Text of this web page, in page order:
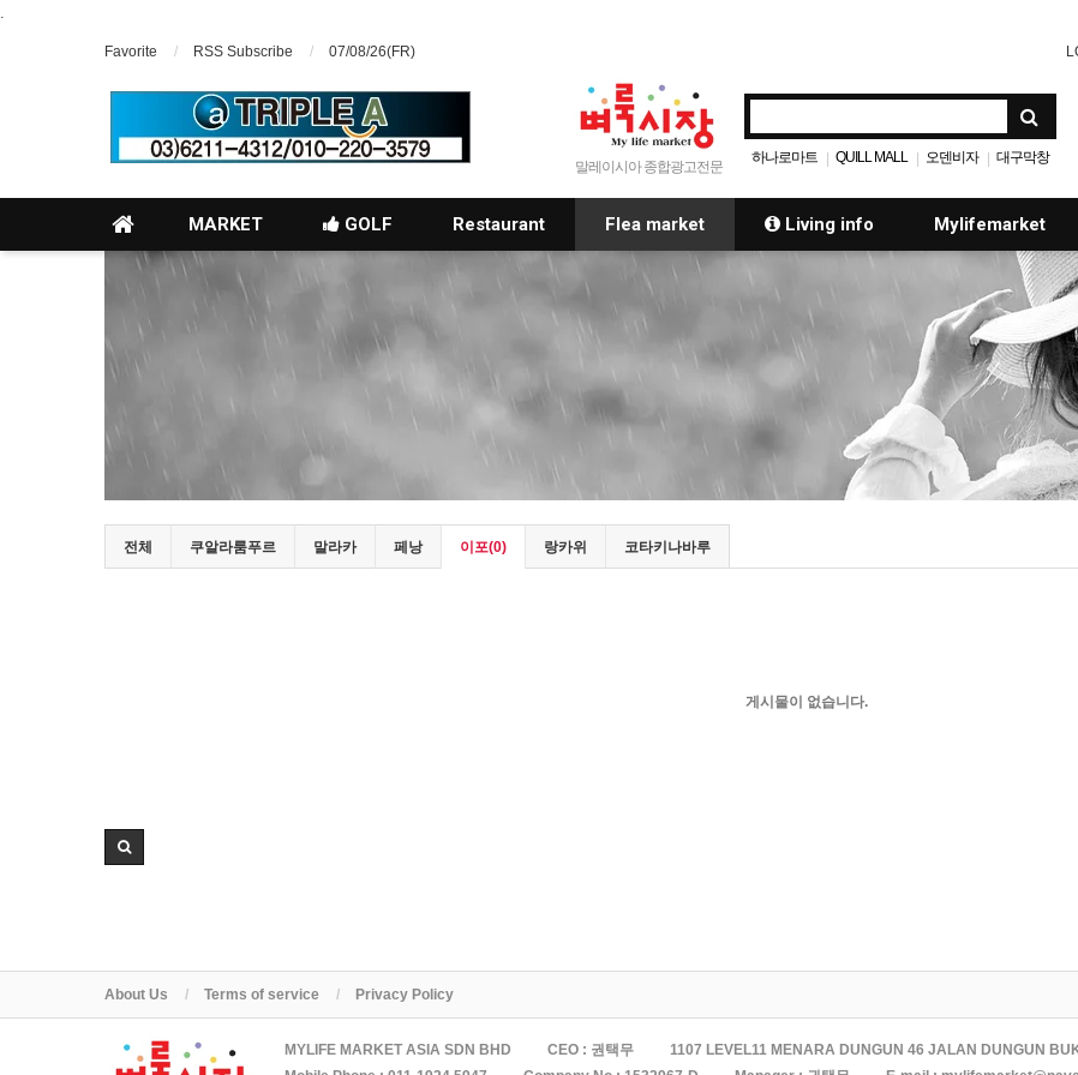
.
Favorite RSS Subscribe 07/08/26(FR)
말레이시아 종합광고전문
하나로마트 | QUILL MALL | 오덴비자 | 대구막창
MARKET GOLF Restaurant Flea market Living info Mylifemarket
전체 쿠알라룸푸르 말라카 페낭 이포(0) 랑카위 코타키나바루
게시물이 없습니다.
About Us Terms of service Privacy Policy
MYLIFE MARKET ASIA SDN BHD CEO : 권택무
1107 LEVEL11 MENARA DUNGUN 46 JALAN DUNGUN